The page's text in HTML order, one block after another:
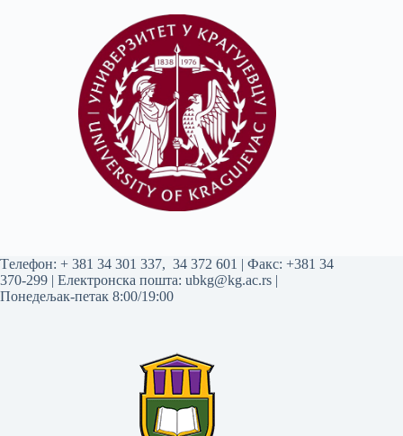
Tелефон: + 381 34 301 337, 34 372 601 | Факс: +381 34
370-299 | Електронска пошта: ubkg@kg.ac.rs |
Понедељак-петак 8:00/19:00